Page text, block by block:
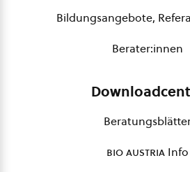
Bildungsangebote,
Berater:innen
bio austria Info